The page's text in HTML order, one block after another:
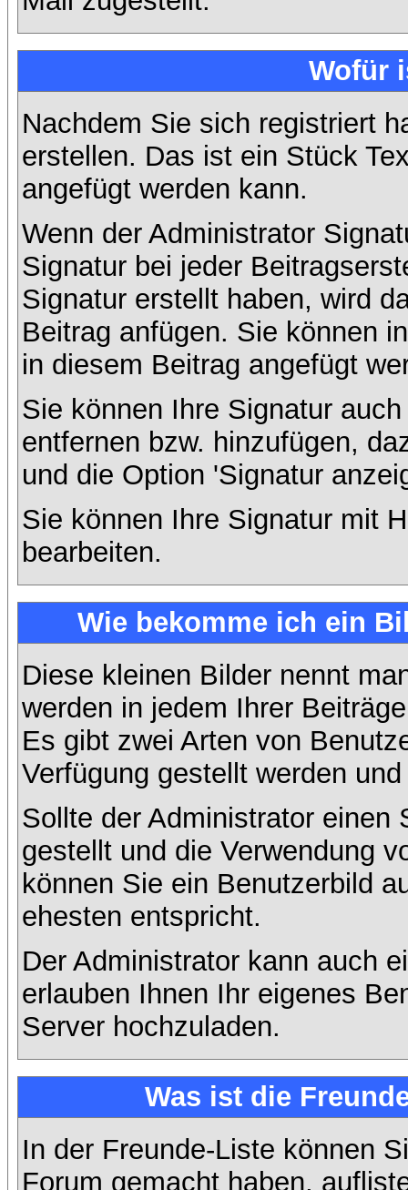
Wofür
Nachdem Sie sich registriert
erstellen. Das ist ein Stück
angefügt werden kann.
Wenn der Administrator
Signatur bei jeder
Signatur erstellt haben, wird
Beitrag anfügen. Sie können
in diesem Beitrag angefügt
Sie können Ihre Signatur
entfernen bzw. hinzufügen,
und die Option 'Signatur
Sie können Ihre Signatur mit
bearbeiten.
Wie bekomme ich ein
Diese kleinen Bilder nennt
werden in jedem Ihrer
Es gibt zwei Arten von
Verfügung gestellt werden
Sollte der Administrator einen
gestellt und die Verwendung
können Sie ein Benutzerbild
ehesten entspricht.
Der Administrator kann auch
erlauben Ihnen Ihr eigenes
Server hochzuladen.
Was ist die
In der Freunde-Liste können
Forum gemacht haben,